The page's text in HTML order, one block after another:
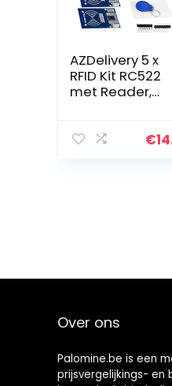
AZDelivery 5 x
RFID Kit RC522
met Reader,
compatibel€
Over ons
Palomine.be is een
prijsvergelijkings- en